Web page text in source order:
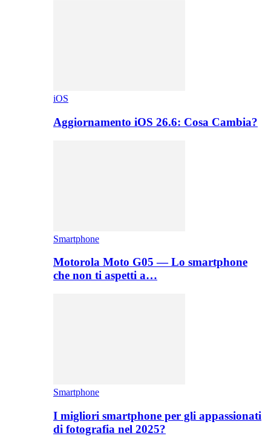
iOS
Aggiornamento iOS 26.6: Cosa Cambia?
Smartphone
Motorola Moto G05 — Lo smartphone
che non ti aspetti a…
Smartphone
I migliori smartphone per gli appassionati
di fotografia nel 2025?